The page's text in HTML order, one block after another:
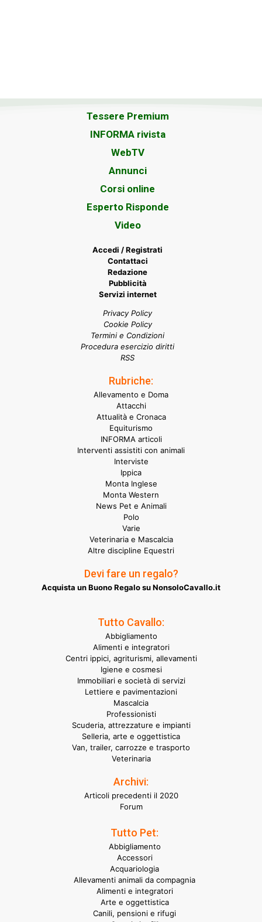
Tessere Premium
INFORMA rivista
WebTV
Annunci
Corsi online
Esperto Risponde
Video
Accedi / Registrati
Contattaci
Redazione
Pubblicità
Servizi internet
Privacy Policy
Cookie Policy
Termini e Condizioni
Procedura esercizio diritti
RSS
Rubriche:
Allevamento e Doma
Attacchi
Attualità e Cronaca
Equiturismo
INFORMA articoli
Interventi assistiti con animali
Interviste
Ippica
Monta Inglese
Monta Western
News Pet e Animali
Polo
Varie
Veterinaria e Mascalcia
Altre discipline Equestri
Devi fare un regalo?
Acquista un Buono Regalo su NonsoloCavallo.it
Tutto Cavallo:
Abbigliamento
Alimenti e integratori
Centri ippici, agriturismi, allevamenti
Igiene e cosmesi
Immobiliari e società di servizi
Lettiere e pavimentazioni
Mascalcia
Professionisti
Scuderia, attrezzature e impianti
Selleria, arte e oggettistica
Van, trailer, carrozze e trasporto
Veterinaria
Archivi:
Articoli precedenti il 2020
Forum
Tutto Pet:
Abbigliamento
Accessori
Acquariologia
Allevamenti animali da compagnia
Alimenti e integratori
Arte e oggettistica
Canili, pensioni e rifugi